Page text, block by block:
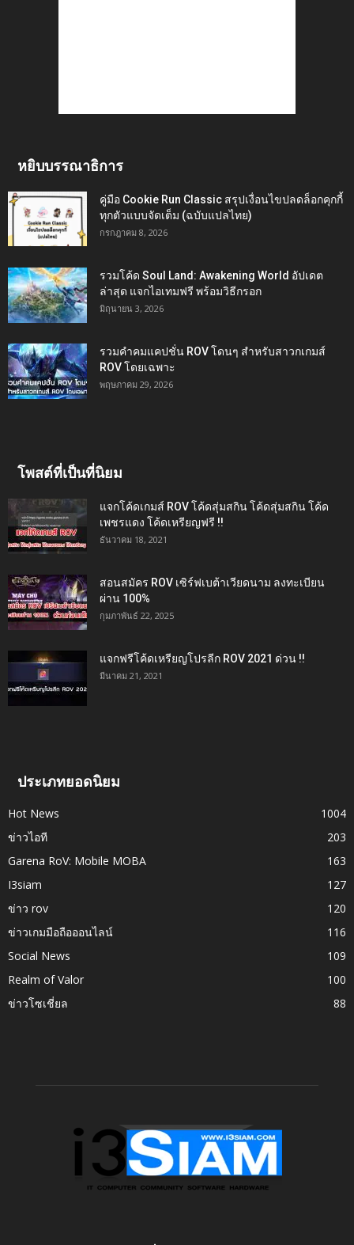
หยิบบรรณาธิการ
คู่มือ Cookie Run Classic สรุปเงื่อนไขปลดล็อกคุกกี้
ทุกตัวแบบจัดเต็ม (ฉบับแปลไทย)
กรกฎาคม 8, 2026
รวมโค้ด Soul Land: Awakening World อัปเดต
ล่าสุด แจกไอเทมฟรี พร้อมวิธีกรอก
มิถุนายน 3, 2026
รวมคำคมแคปชั่น ROV โดนๆ สำหรับสาวกเกมส์
ROV โดยเฉพาะ
พฤษภาคม 29, 2026
โพสต์ที่เป็นที่นิยม
แจกโค้ดเกมส์ ROV โค้ดสุ่มสกิน โค้ดสุ่มสกิน โค้ด
เพชรแดง โค้ดเหรียญฟรี !!
ธันวาคม 18, 2021
สอนสมัคร ROV เซิร์ฟเบต้าเวียดนาม ลงทะเบียน
ผ่าน 100%
กุมภาพันธ์ 22, 2025
แจกฟรีโค้ดเหรียญโปรลีก ROV 2021 ด่วน !!
มีนาคม 21, 2021
ประเภทยอดนิยม
Hot News
1004
ข่าวไอที
203
Garena RoV: Mobile MOBA
163
I3siam
127
ข่าว rov
120
ข่าวเกมมือถือออนไลน์
116
Social News
109
Realm of Valor
100
ข่าวโซเชี่ยล
88